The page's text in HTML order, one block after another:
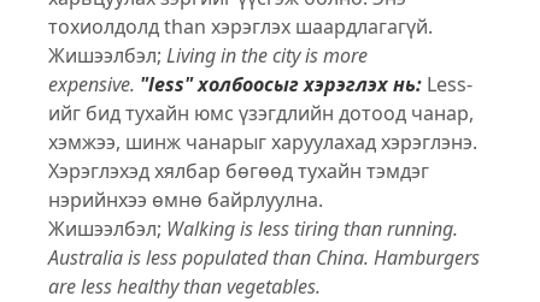
тохиолдолд than хэрэглэх шаардлагагүй.
Жишээлбэл; Living in the city is more
expensive. "less" холбоосыг хэрэглэх нь: Less-
ийг бид тухайн юмс үзэгдлийн дотоод чанар,
хэмжээ, шинж чанарыг харуулахад хэрэглэнэ.
Хэрэглэхэд хялбар бөгөөд тухайн тэмдэг
нэрийнхээ өмнө байрлуулна.
Жишээлбэл; Walking is less tiring than running.
Australia is less populated than China. Hamburgers
are less healthy than vegetables.